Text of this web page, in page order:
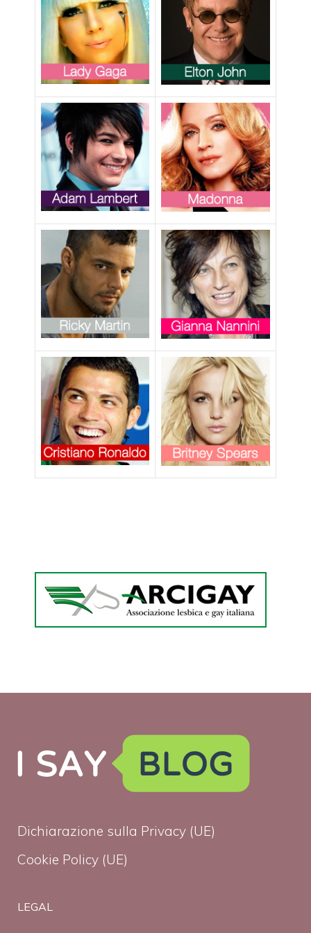
Dichiarazione sulla Privacy (UE)
Cookie Policy (UE)
LEGAL